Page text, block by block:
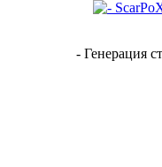
- Генерация